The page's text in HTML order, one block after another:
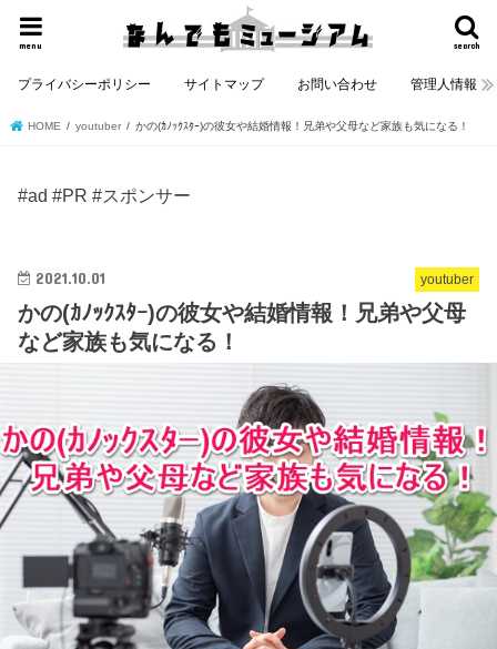
search
menu
プライバシーポリシー サイトマップ お問い合わせ 管理人情報
HOME youtuber かの(ｶﾉｯｸｽﾀｰ)の彼女や結婚情報！兄弟や父母など家族も気になる！
#ad #PR #スポンサー
youtuber
2021.10.01
かの(ｶﾉｯｸｽﾀｰ)の彼女や結婚情報！兄弟や父母
など家族も気になる！